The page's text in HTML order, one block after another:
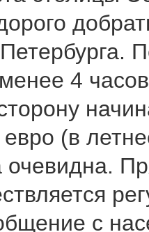
4
евро (в
очевидна.
с